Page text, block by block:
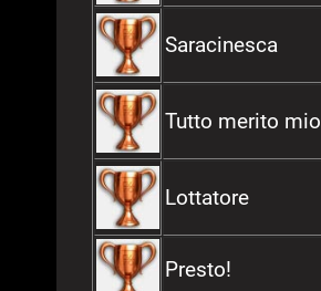
Saracinesca
Tutto merito mio
Lottatore
Presto!